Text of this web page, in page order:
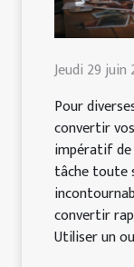
Jeudi 29 juin
Pour
convertir
impératif
tâche toute
convertir
Utiliser un